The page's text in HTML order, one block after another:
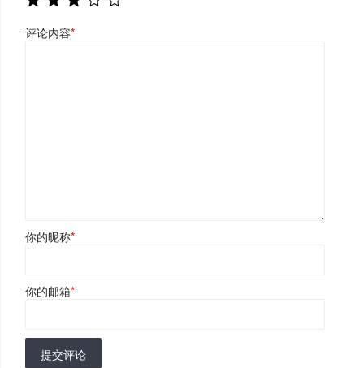
评论内容*
你的昵称*
你的邮箱*
提交评论